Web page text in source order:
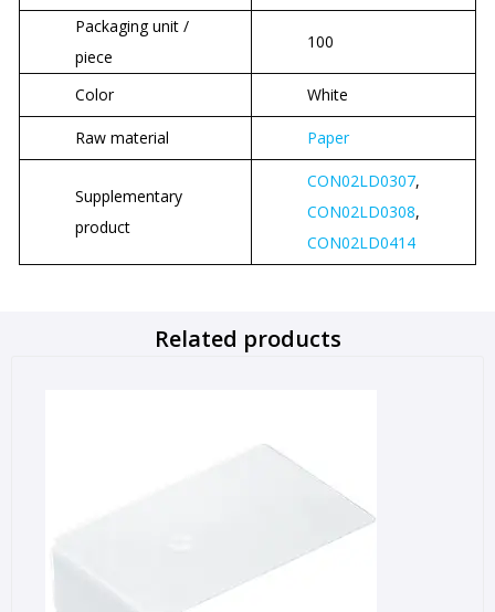
Packaging unit /
piece
100
Color White
Raw material Paper
Supplementary
product
CON02LD0307,
CON02LD0308,
CON02LD0414
Related products